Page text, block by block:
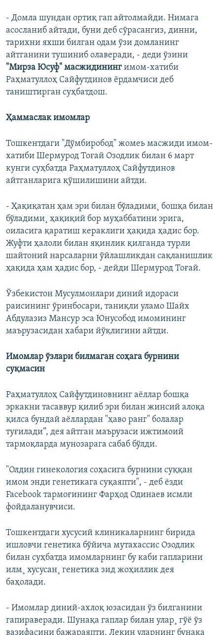
- Домла шундан ортиқ гап айтолмайди. Нимага
асосланиб айтади, буни деб сўрасангиз, динни,
тарихни яхши билган одам ўзи домланинг
айтганини тушиниб олаверади, - деди ўзини
"Мирза Юсуф" масжидининг имом-хатиби
Раҳматуллоҳ Сайфутдинов ёрдамчиси деб
таништирган суҳбатдош.
Ҳаммаслак имомлар
Тошкентдаги "Дўмбиробод" жомеь масжиди имом-
хатиби Шермурод Тоғай Озодлик билан 6 март
кунги суҳбатда Раҳматуллоҳ Сайфутдинов
айтганларига қўшилишини айтди.
- Ҳақиқатан ҳам эри билан бўладими¸ бошқа билан
бўладими¸ ҳақиқий бор муҳаббатини эрига,
оиласига қаратиш кераклиги ҳақида ҳадис бор.
Жуфти ҳалоли билан яқинлик қилганда турли
шайтоний нарсаларни ўйлашликдан сақланишлик
ҳақида ҳам ҳадис бор, - дейди Шермурод Тоғай.
Ўзбекистон Мусулмонлари диний идораси
раисининг ўринбосари, таниқли уламо Шайх
Абдулазиз Мансур эса Юнусобод имомининг
маърузасидан хабари йўқлигини айтди.
Имомлар ўзлари билмаган соҳага бурнини
суқмасин
Раҳматуллоҳ Сайфутдиновнинг аёллар бошқа
эркакни тасаввур қилиб эри билан жинсий алоқа
қилса бундай аёллардан "ҳаво ранг" болалар
туғилади”, дея айтган маърузаси ижтимоий
тармоқларда мунозарага сабаб бўлди.
"Олдин гинекология соҳасига бурнини суққан
имом энди генетикага суқаяпти", - деб ёзди
Facebook тармоғининг Фарҳод Одинаев исмли
фойдаланувчиси.
Тошкентдаги хусусий клиникаларнинг бирида
ишловчи генетика бўйича мутахассис Озодлик
билан суҳбатда имомларнинг бу каби гапларини
илм¸ хусусан¸ генетика зид жоҳиллик дея
баҳолади.
- Имомлар диний-ахлоқ юзасидан ўз билганини
гапираверади. Шунақа гаплар билан улар¸ гўë ўз
вазифасини бажараяпти. Лекин уларнинг бунақа